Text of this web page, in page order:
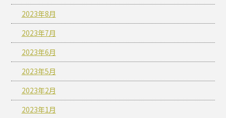
2023年8月
2023年7月
2023年6月
2023年5月
2023年2月
2023年1月